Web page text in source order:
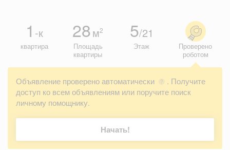
1 -к
квартира
28м2
Площадь
квартиры
5/21
Этаж
Проверено
роботом
Объявление проверено автоматически ?
. Получите
доступ ко всем объявлениям или поручите поиск
личному помощнику.
Начать!